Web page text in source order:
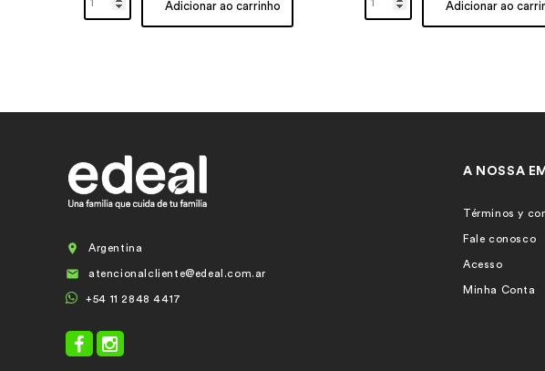
Adicionar ao carrinho Adicionar ao
 Argentina
 atencionalcliente@edeal.com.ar
+54 11 2848 4417
A NOSSA
Términos y
Fale conosco
Acesso
Minha Conta